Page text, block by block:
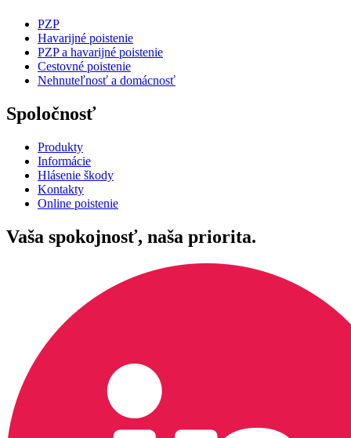
PZP
Havarijné poistenie
PZP a havarijné poistenie
Cestovné poistenie
Nehnuteľnosť a domácnosť
Spoločnosť
Produkty
Informácie
Hlásenie škody
Kontakty
Online poistenie
Vaša spokojnosť, naša priorita.